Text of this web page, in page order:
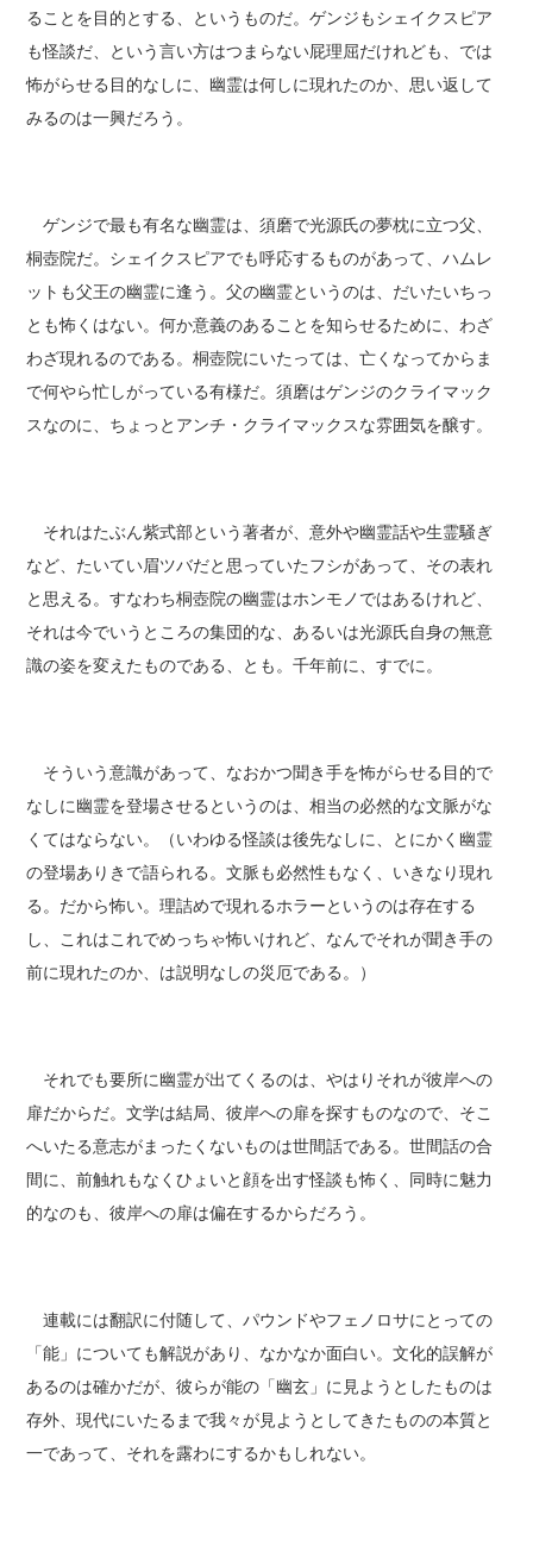
ることを目的とする、というものだ。ゲンジもシェイクスピア
も怪談だ、という言い方はつまらない屁理屈だけれども、では
怖がらせる目的なしに、幽霊は何しに現れたのか、思い返して
みるのは一興だろう。
ゲンジで最も有名な幽霊は、須磨で光源氏の夢枕に立つ父、
桐壺院だ。シェイクスピアでも呼応するものがあって、ハムレ
ットも父王の幽霊に逢う。父の幽霊というのは、だいたいちっ
とも怖くはない。何か意義のあることを知らせるために、わざ
わざ現れるのである。桐壺院にいたっては、亡くなってからま
で何やら忙しがっている有様だ。須磨はゲンジのクライマック
スなのに、ちょっとアンチ・クライマックスな雰囲気を醸す。
それはたぶん紫式部という著者が、意外や幽霊話や生霊騒ぎ
など、たいてい眉ツバだと思っていたフシがあって、その表れ
と思える。すなわち桐壺院の幽霊はホンモノではあるけれど、
それは今でいうところの集団的な、あるいは光源氏自身の無意
識の姿を変えたものである、とも。千年前に、すでに。
そういう意識があって、なおかつ聞き手を怖がらせる目的で
なしに幽霊を登場させるというのは、相当の必然的な文脈がな
くてはならない。（いわゆる怪談は後先なしに、とにかく幽霊
の登場ありきで語られる。文脈も必然性もなく、いきなり現れ
る。だから怖い。理詰めで現れるホラーというのは存在する
し、これはこれでめっちゃ怖いけれど、なんでそれが聞き手の
前に現れたのか、は説明なしの災厄である。）
それでも要所に幽霊が出てくるのは、やはりそれが彼岸への
扉だからだ。文学は結局、彼岸への扉を探すものなので、そこ
へいたる意志がまったくないものは世間話である。世間話の合
間に、前触れもなくひょいと顔を出す怪談も怖く、同時に魅力
的なのも、彼岸への扉は偏在するからだろう。
連載には翻訳に付随して、パウンドやフェノロサにとっての
「能」についても解説があり、なかなか面白い。文化的誤解が
あるのは確かだが、彼らが能の「幽玄」に見ようとしたものは
存外、現代にいたるまで我々が見ようとしてきたものの本質と
一であって、それを露わにするかもしれない。